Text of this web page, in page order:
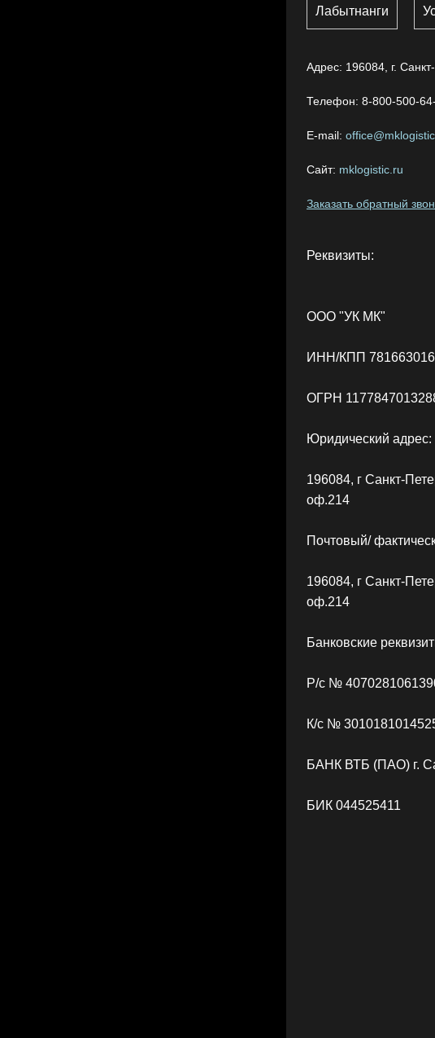
Лабытнанги
Адрес: 196084, г.
Телефон: 8-800-500-
E-mail:
Сайт: mklogistic.ru
Заказать обратный
Реквизиты:
ООО "УК МК"
ИНН/КПП
ОГРН
Юридический адрес:
196084, г Санкт-
оф.214
Почтовый/
196084, г Санкт-
оф.214
Банковские
Р/с №
К/с №
БАНК ВТБ (ПАО) г.
БИК 044525411